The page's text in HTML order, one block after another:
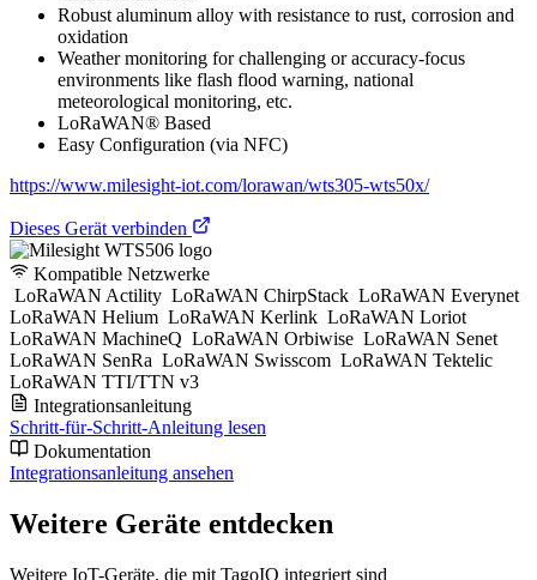
Robust aluminum alloy with resistance to rust, corrosion and
oxidation
Weather monitoring for challenging or accuracy-focus
environments like flash flood warning, national
meteorological monitoring, etc.
LoRaWAN® Based
Easy Configuration (via NFC)
https://www.milesight-iot.com/lorawan/wts305-wts50x/
Dieses Gerät verbinden
Kompatible Netzwerke
LoRaWAN Actility LoRaWAN ChirpStack LoRaWAN Everynet
LoRaWAN Helium LoRaWAN Kerlink LoRaWAN Loriot
LoRaWAN MachineQ LoRaWAN Orbiwise LoRaWAN Senet
LoRaWAN SenRa LoRaWAN Swisscom LoRaWAN Tektelic
LoRaWAN TTI/TTN v3
Integrationsanleitung
Schritt-für-Schritt-Anleitung lesen
Dokumentation
Integrationsanleitung ansehen
Weitere Geräte entdecken
Weitere IoT-Geräte, die mit TagoIO integriert sind